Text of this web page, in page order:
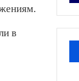
в